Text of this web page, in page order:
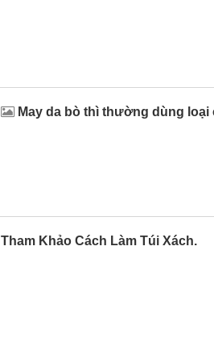
May da bò thì thường dùng loại
Tham Khảo Cách Làm Túi Xách.